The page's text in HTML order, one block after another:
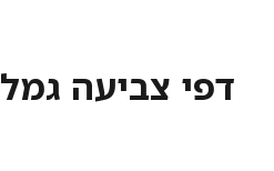
דפי צביעה גמל